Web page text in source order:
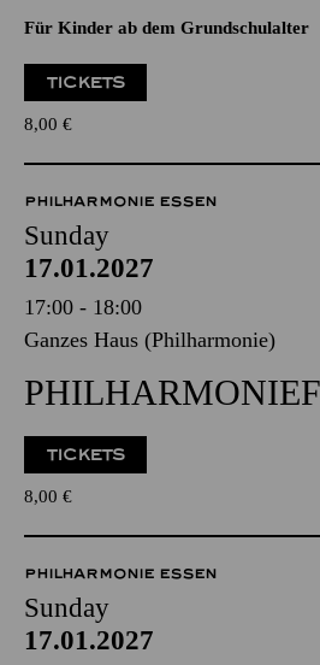
Für Kinder ab dem Grundschulalter
TICKETS
8,00 €
PHILHARMONIE ESSEN
Sunday
17.01.2027
17:00 - 18:00
Ganzes Haus (Philharmonie)
TICKETS
8,00 €
PHILHARMONIE ESSEN
Sunday
17.01.2027